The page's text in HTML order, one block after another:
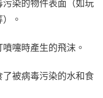
染的物件表面（如玩
。
嚏時產生的飛沫。
被病毒污染的水和食